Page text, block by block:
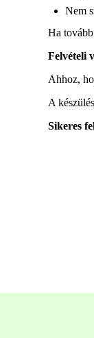
Nem
Ha
Felvételi
Ahhoz,
A
Sikeres